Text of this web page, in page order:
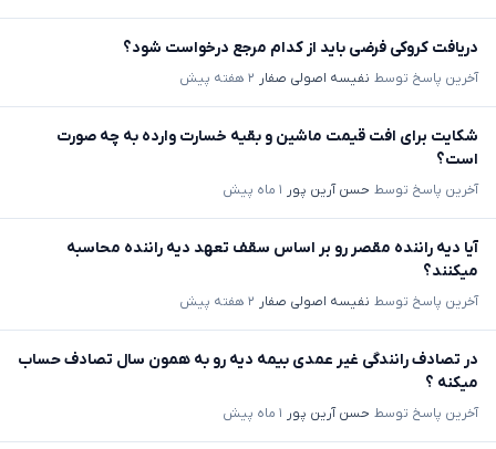
دریافت کروکی فرضی باید از کدام مرجع درخواست شود؟
آخرین پاسخ توسط نفیسه اصولی صفار ۲ هفته پیش
شکایت برای افت قیمت ماشین و بقیه خسارت وارده به چه صورت
است؟
آخرین پاسخ توسط حسن آرین پور ۱ ماه پیش
آیا دیه راننده مقصر رو بر اساس سقف تعهد دیه راننده محاسبه
میکنند؟
آخرین پاسخ توسط نفیسه اصولی صفار ۲ هفته پیش
در تصادف رانندگی غیر عمدی بیمه دیه رو به همون سال تصادف حساب
میکنه ؟
آخرین پاسخ توسط حسن آرین پور ۱ ماه پیش